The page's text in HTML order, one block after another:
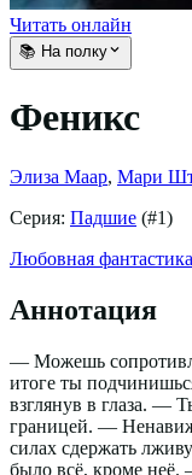
Читать онлайн
📚 На полку
Феникс
Элиза Маар, Мари
Серия: Падшие (#1)
Любовная фантастика
Аннотация
— Можешь
итоге ты
взглянув в глаза. —
границей. —
силах сдержать
было всё, кроме